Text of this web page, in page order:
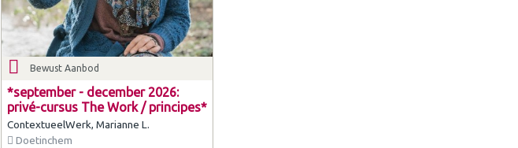
Bewust Aanbod
*september - december 2026:
privé-cursus The Work / principes*
ContextueelWerk, Marianne L.
Doetinchem